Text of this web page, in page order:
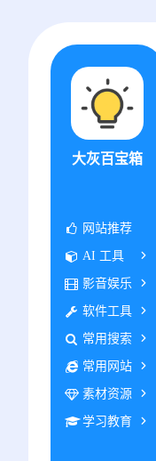
大灰百宝箱
网站推荐
AI 工具
影音娱乐
软件工具
常用搜索
常用网站
素材资源
学习教育